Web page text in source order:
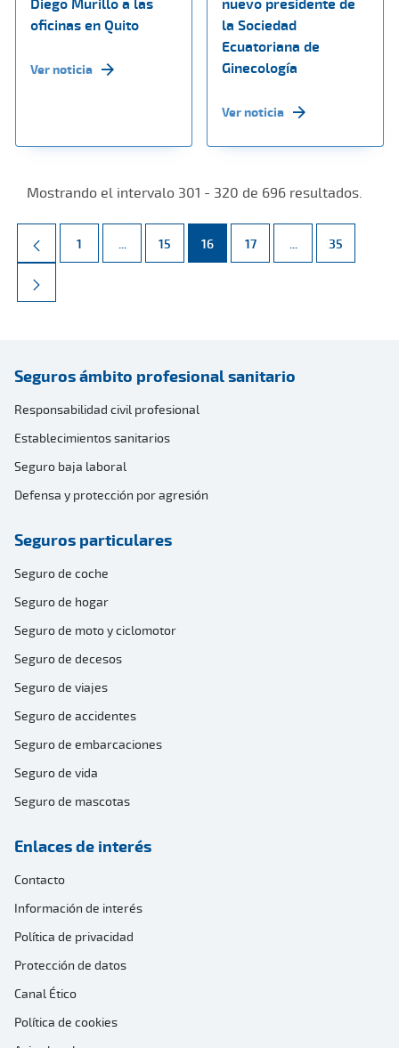
Diego Murillo a las
oficinas en Quito
Ver noticia
nuevo presidente de
la Sociedad
Ecuatoriana de
Ginecología
Ver noticia
Mostrando el intervalo 301 - 320 de 696 resultados.
Página
1 ... Páginas intermedias Use TAB para desplazarse.
Página
15 Página
16 Página
17 ... Páginas
Página
35
Seguros ámbito profesional sanitario
Responsabilidad civil profesional
Establecimientos sanitarios
Seguro baja laboral
Defensa y protección por agresión
Seguros particulares
Seguro de coche
Seguro de hogar
Seguro de moto y ciclomotor
Seguro de decesos
Seguro de viajes
Seguro de accidentes
Seguro de embarcaciones
Seguro de vida
Seguro de mascotas
Enlaces de interés
Contacto
Información de interés
Política de privacidad
Protección de datos
Canal Ético
Política de cookies